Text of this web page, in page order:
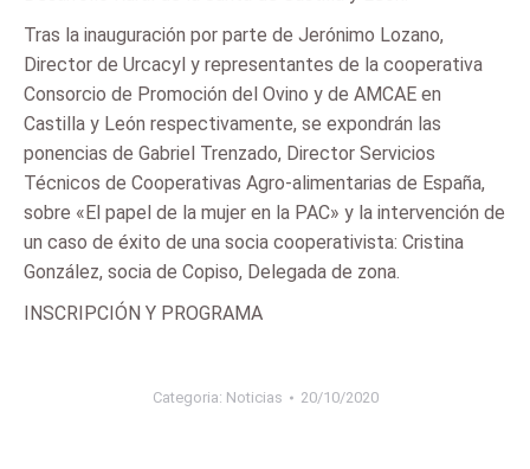
Tras la inauguración por parte de Jerónimo Lozano,
Director de Urcacyl y representantes de la cooperativa
Consorcio de Promoción del Ovino y de AMCAE en
Castilla y León respectivamente, se expondrán las
ponencias de Gabriel Trenzado, Director Servicios
Técnicos de Cooperativas Agro-alimentarias de España,
sobre «El papel de la mujer en la PAC» y la intervención de
un caso de éxito de una socia cooperativista: Cristina
González, socia de Copiso, Delegada de zona.
INSCRIPCIÓN Y PROGRAMA
Categoria: Noticias 20/10/2020